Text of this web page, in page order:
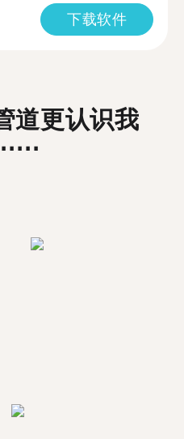
下载软件
道更认识我